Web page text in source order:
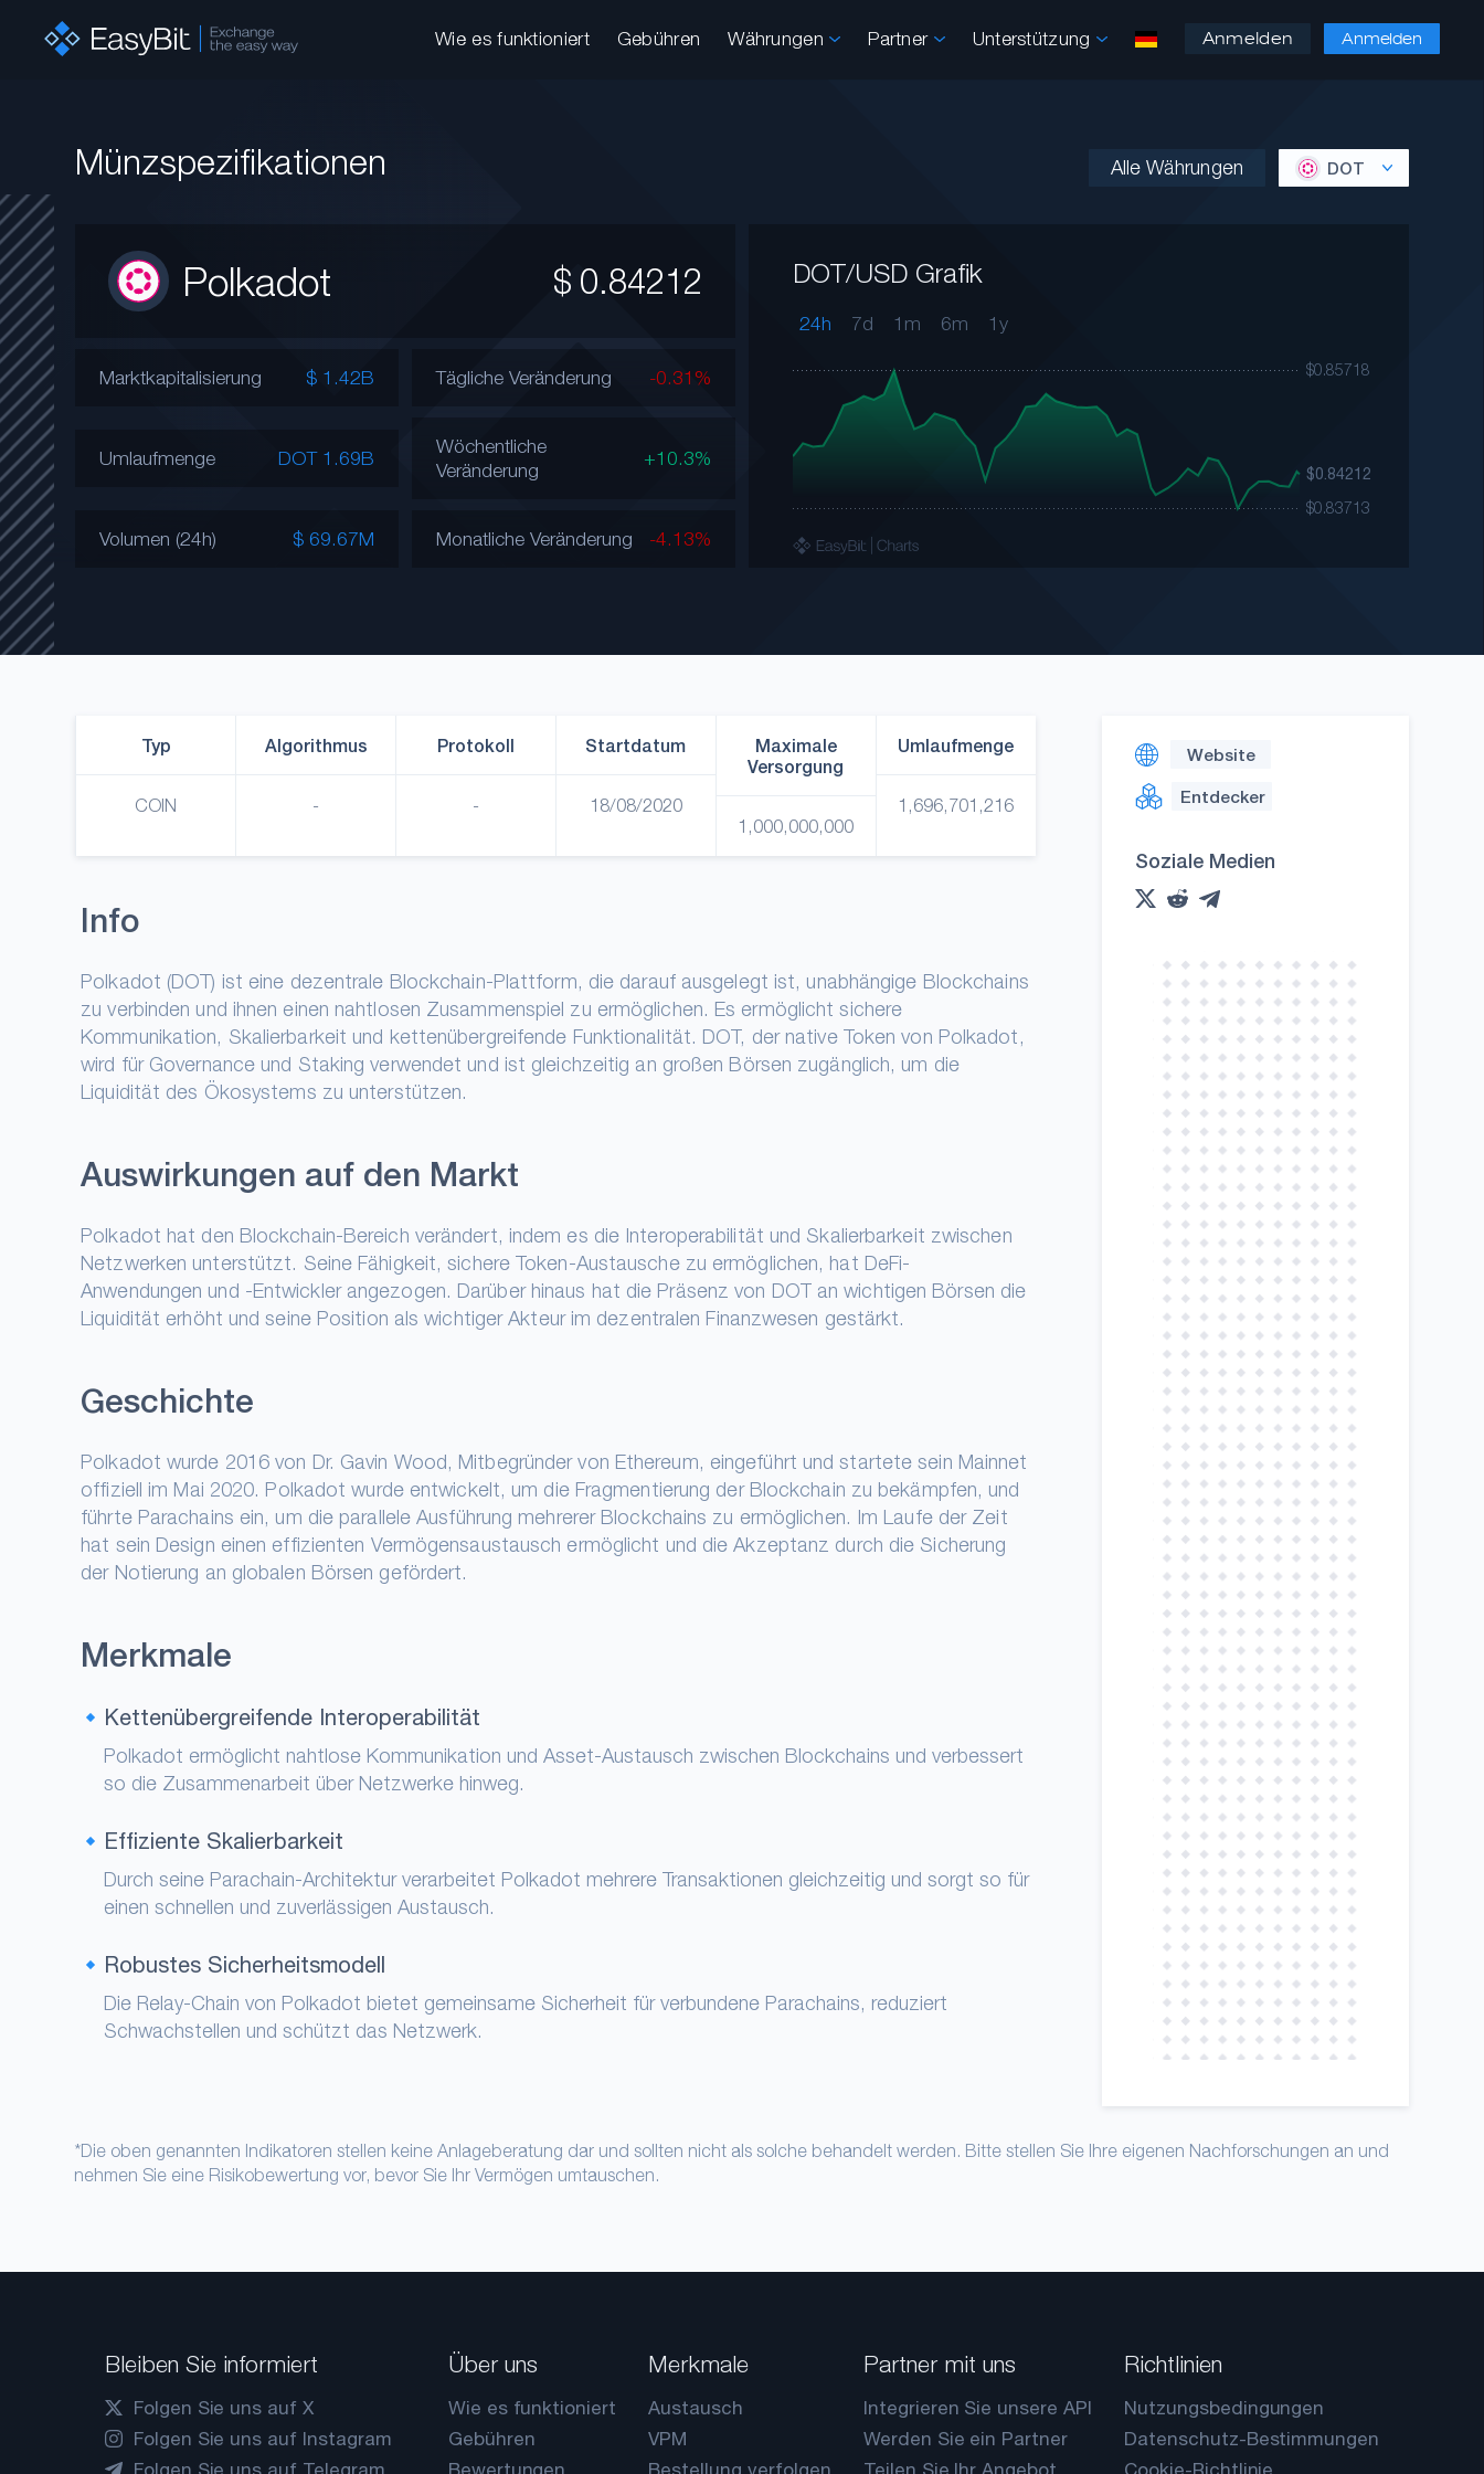
Wie es funktioniert Gebühren Währungen Partner Unterstützung Anmelden Anmelden
Münzspezifikationen Alle Währungen DOT
Polkadot $ 0.84212
Marktkapitalisierung $ 1.42B
Umlaufmenge DOT 1.69B
Volumen (24h) $ 69.67M
Tägliche Veränderung -0.31%
Wöchentliche
Veränderung
+10.3%
Monatliche Veränderung -4.13%
DOT/USD Grafik
24h 7d 1m 6m 1y
Typ
COIN
Algorithmus
-
Protokoll
-
Startdatum
18/08/2020
Maximale
Versorgung
1,000,000,000
Umlaufmenge
1,696,701,216
Info
Polkadot (DOT) ist eine dezentrale Blockchain-Plattform, die darauf ausgelegt ist, unabhängige Blockchains
zu verbinden und ihnen einen nahtlosen Zusammenspiel zu ermöglichen. Es ermöglicht sichere
Kommunikation, Skalierbarkeit und kettenübergreifende Funktionalität. DOT, der native Token von Polkadot,
wird für Governance und Staking verwendet und ist gleichzeitig an großen Börsen zugänglich, um die
Liquidität des Ökosystems zu unterstützen.
Auswirkungen auf den Markt
Polkadot hat den Blockchain-Bereich verändert, indem es die Interoperabilität und Skalierbarkeit zwischen
Netzwerken unterstützt. Seine Fähigkeit, sichere Token-Austausche zu ermöglichen, hat DeFi-
Anwendungen und -Entwickler angezogen. Darüber hinaus hat die Präsenz von DOT an wichtigen Börsen die
Liquidität erhöht und seine Position als wichtiger Akteur im dezentralen Finanzwesen gestärkt.
Geschichte
Polkadot wurde 2016 von Dr. Gavin Wood, Mitbegründer von Ethereum, eingeführt und startete sein Mainnet
offiziell im Mai 2020. Polkadot wurde entwickelt, um die Fragmentierung der Blockchain zu bekämpfen, und
führte Parachains ein, um die parallele Ausführung mehrerer Blockchains zu ermöglichen. Im Laufe der Zeit
hat sein Design einen effizienten Vermögensaustausch ermöglicht und die Akzeptanz durch die Sicherung
der Notierung an globalen Börsen gefördert.
Merkmale
Kettenübergreifende Interoperabilität
Polkadot ermöglicht nahtlose Kommunikation und Asset-Austausch zwischen Blockchains und verbessert
so die Zusammenarbeit über Netzwerke hinweg.
Effiziente Skalierbarkeit
Durch seine Parachain-Architektur verarbeitet Polkadot mehrere Transaktionen gleichzeitig und sorgt so für
einen schnellen und zuverlässigen Austausch.
Robustes Sicherheitsmodell
Die Relay-Chain von Polkadot bietet gemeinsame Sicherheit für verbundene Parachains, reduziert
Schwachstellen und schützt das Netzwerk.
Website
Entdecker
Soziale Medien
*Die oben genannten Indikatoren stellen keine Anlageberatung dar und sollten nicht als solche behandelt werden. Bitte stellen Sie Ihre eigenen Nachforschungen an und
nehmen Sie eine Risikobewertung vor, bevor Sie Ihr Vermögen umtauschen.
Bleiben Sie informiert
Folgen Sie uns auf X
Folgen Sie uns auf Instagram
Folgen Sie uns auf Telegram
Über uns
Wie es funktioniert
Gebühren
Bewertungen
Merkmale
Austausch
VPM
Bestellung verfolgen
Partner mit uns
Integrieren Sie unsere API
Werden Sie ein Partner
Teilen Sie Ihr Angebot
Richtlinien
Nutzungsbedingungen
Datenschutz-Bestimmungen
Cookie-Richtlinie